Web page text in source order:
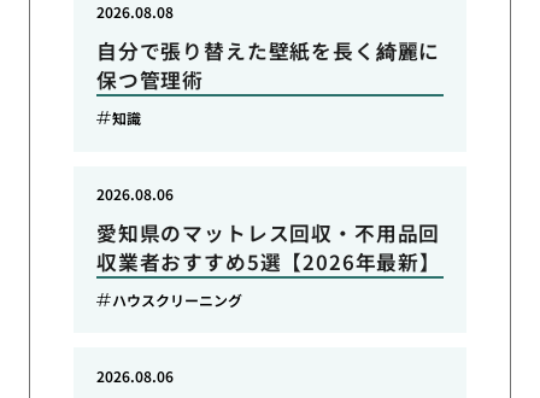
自分で張り替えた壁紙を長く綺麗に
保つ管理術
2026.08.08
知識
愛知県のマットレス回収・不用品回
収業者おすすめ5選【2026年最新】
2026.08.06
ハウスクリーニング
2026.08.06